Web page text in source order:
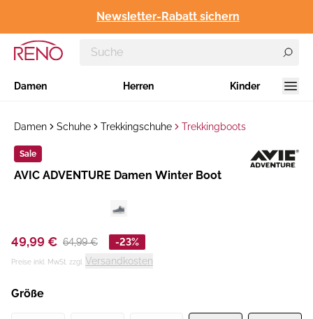
Newsletter-Rabatt sichern
Damen Herren Kinder
Damen Schuhe Trekkingschuhe Trekkingboots
Sale
Hersteller:
​AVIC ADVENTURE Damen Winter Boot
49,99 € 64,99 € -23%
Preise inkl. MwSt. zzgl. Versandkosten
Größe